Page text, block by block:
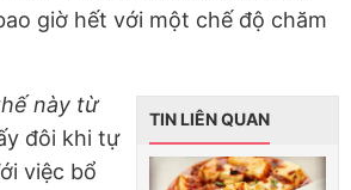
giờ hết với một chế độ chăm
TIN LIÊN QUAN
này từ
đôi khi tự
việc bổ